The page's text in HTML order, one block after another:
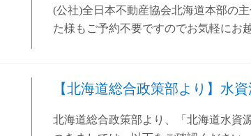
(公社)全日本不動産協会北海道本部の
た様もご予約不要ですのでお気軽に
【北海道総合政策部より】水
北海道総合政策部より、「北海道水資